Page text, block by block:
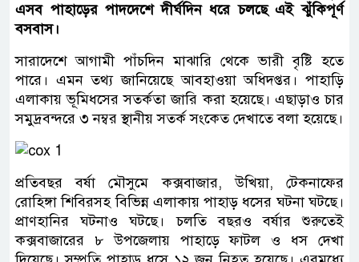
এসব পাহাড়ের পাদদেশে দীর্ঘদিন ধরে চলছে এই ঝুঁকিপূর্ণ
বসবাস।
সারাদেশে আগামী পাঁচদিন মাঝারি থেকে ভারী বৃষ্টি হতে
পারে। এমন তথ্য জানিয়েছে আবহাওয়া অধিদপ্তর। পাহাড়ি
এলাকায় ভূমিধসের সতর্কতা জারি করা হয়েছে। এছাড়াও চার
সমুদ্রবন্দরে ৩ নম্বর স্থানীয় সতর্ক সংকেত দেখাতে বলা হয়েছে।
প্রতিবছর বর্ষা মৌসুমে কক্সবাজার, উখিয়া, টেকনাফের
রোহিঙ্গা শিবিরসহ বিভিন্ন এলাকায় পাহাড় ধসের ঘটনা ঘটছে।
প্রাণহানির ঘটনাও ঘটছে। চলতি বছরও বর্ষার শুরুতেই
কক্সবাজারের ৮ উপজেলায় পাহাড়ে ফাটল ও ধস দেখা